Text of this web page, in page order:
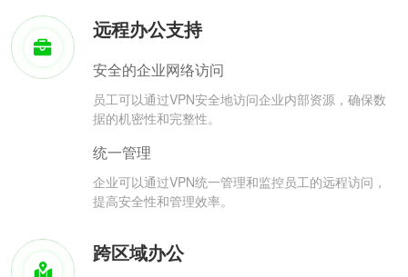
远程办公支持
安全的企业网络访问
员工可以通过VPN安全地访问企业内部资源，确保数
据的机密性和完整性。
统一管理
企业可以通过VPN统一管理和监控员工的远程访问，
提高安全性和管理效率。
跨区域办公